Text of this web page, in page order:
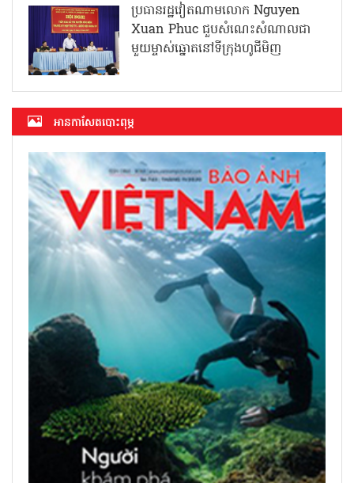
ប្រធានរដ្ឋវៀតណាមលោក Nguyen
Xuan Phuc ជួបសំណេះសំណាលជា
មួយម្ចាស់ឆ្នោតនៅទីក្រុងហូជីមិញ
អាន​កាសែត​បោះពុម្ភ